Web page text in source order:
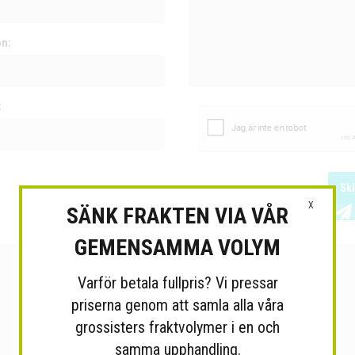
X
SÄNK FRAKTEN VIA VÅR
GEMENSAMMA VOLYM
Varför betala fullpris? Vi pressar
priserna genom att samla alla våra
grossisters fraktvolymer i en och
samma upphandling.